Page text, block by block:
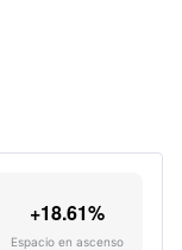
+18.61%
Espacio en ascenso